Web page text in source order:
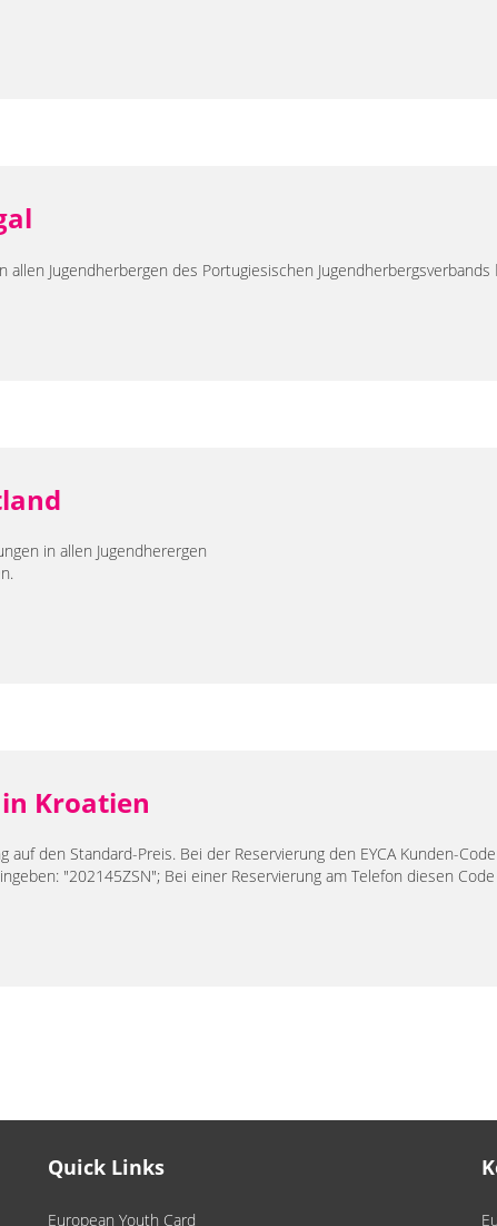
Jugendherbergen des Portugiesischen Jugendherbergsverbands
in allen Jugendherergen
Kroatien
den Standard-Preis. Bei der Reservierung den EYCA Kunden-
"202145ZSN"; Bei einer Reservierung am Telefon diesen
Quick Links
European Youth Card